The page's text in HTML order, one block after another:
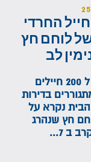
החרדי
של לוחם חץ
לב
קרוב ל 200 חיילים
בדירות
נקרא על
חץ שנהרג
ב 7...